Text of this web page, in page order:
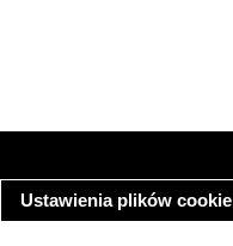
Ustawienia plików cookie